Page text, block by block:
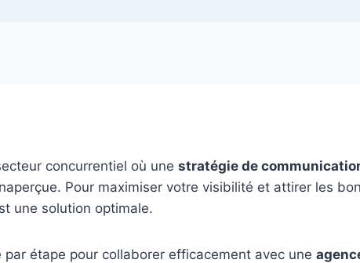
concurrentiel où une stratégie de
Pour maximiser votre visibilité et attirer les
une solution optimale.
par étape pour collaborer efficacement avec une